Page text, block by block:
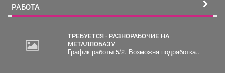
РАБОТА
ТРЕБУЕТСЯ - РАЗНОРАБОЧИЕ НА
МЕТАЛЛОБАЗУ
График работы 5/2. Возможна подработка..